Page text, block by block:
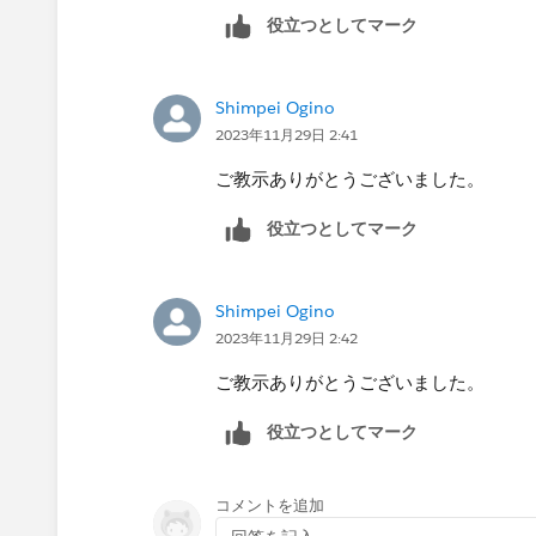
してくれます。この値は前年と同じで
ります。
もし使用している年のデータが日付型
して使用できません。その場合は右ク
が、見たいのは今年の分だけという場
入れて今年だけにしてしまうと表計算
ここまでの操作は計算フィールドをエ
たものを新しい計算フィールドエディ
役立つとしてマーク
Shimpei Ogino
2023年11月29日 2:41
ご教示ありがとうございました。
役立つとしてマーク
Shimpei Ogino
2023年11月29日 2:42
ご教示ありがとうございました。
役立つとしてマーク
コメントを追加